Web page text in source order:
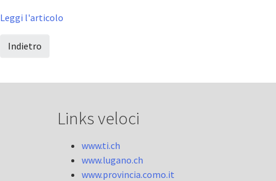
Leggi l'articolo
Indietro
Links veloci
www.ti.ch
www.lugano.ch
www.provincia.como.it